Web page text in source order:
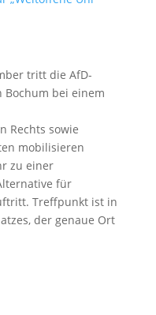
tritt die AfD-
Bochum bei einem
Rechts sowie
mobilisieren
zu einer
für
Treffpunkt ist in
der genaue Ort